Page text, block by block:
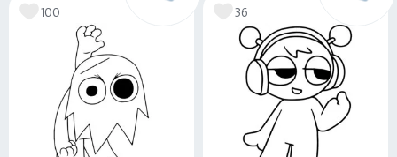
100 36